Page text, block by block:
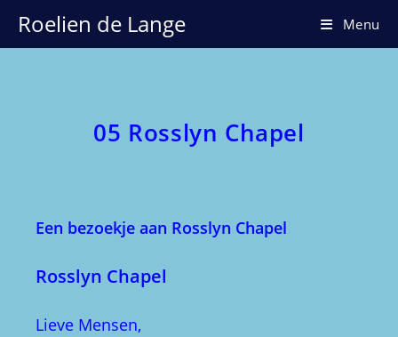
naar
inhoud
Roelien de Lange Menu
05 Rosslyn Chapel
Een bezoekje aan Rosslyn Chapel
Rosslyn Chapel
Lieve Mensen,